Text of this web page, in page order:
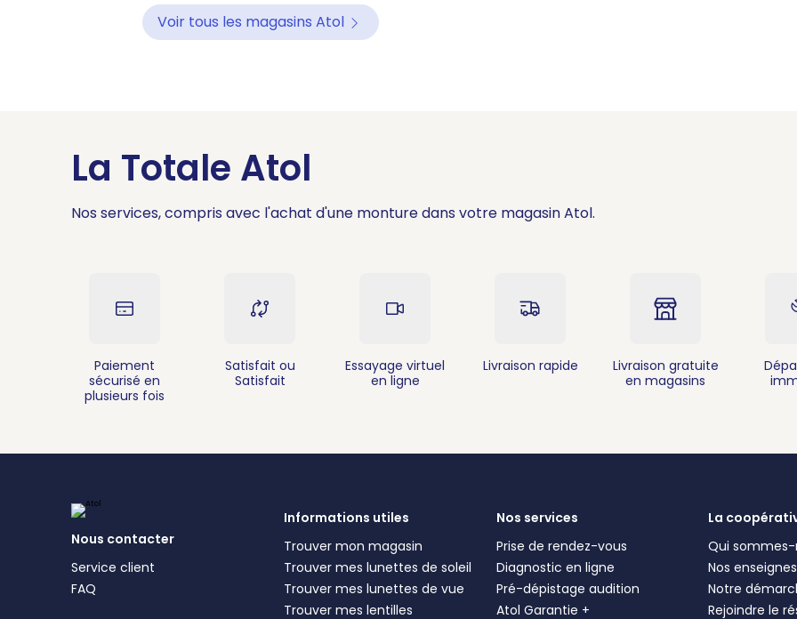
Voir tous les magasins Atol
La Totale Atol
Nos services, compris avec l'achat d'une monture dans votre magasin Atol.
Paiement
sécurisé en
plusieurs fois
Satisfait ou
Satisfait
Essayage virtuel
en ligne
Livraison rapide
Livraison gratuite
en magasins
Nous contacter
Service client
FAQ
Informations utiles
Trouver mon magasin
Trouver mes lunettes de soleil
Trouver mes lunettes de vue
Trouver mes lentilles
Nos services
Prise de rendez-vous
Diagnostic en ligne
Pré-dépistage audition
Atol Garantie +
La
Qui sommes-
Nos enseignes
Notre
Rejoindre le